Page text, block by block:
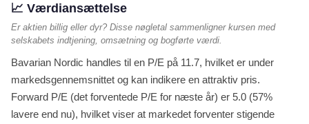
📈 Værdiansættelse
Er aktien billig eller dyr? Disse nøgletal sammenligner kursen med
selskabets indtjening, omsætning og bogførte værdi.
Bavarian Nordic handles til en P/E på 11.7, hvilket er under
markedsgennemsnittet og kan indikere en attraktiv pris.
Forward P/E (det forventede P/E for næste år) er 5.0 (57%
lavere end nu), hvilket viser at markedet forventer stigende